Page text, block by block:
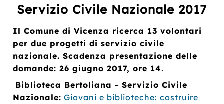
Servizio Civile Nazionale 2017
Il Comune di Vicenza ricerca 13 volontari
per due progetti di servizio civile
nazionale. Scadenza presentazione delle
domande: 26 giugno 2017, ore 14.
Biblioteca Bertoliana - Servizio Civile
Nazionale: Giovani e biblioteche: costruire